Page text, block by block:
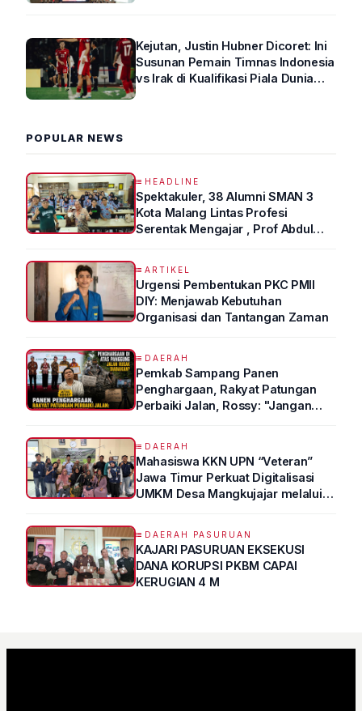
Kejutan, Justin Hubner Dicoret: Ini
Susunan Pemain Timnas Indonesia
vs Irak di Kualifikasi Piala Dunia
POPULAR NEWS
HEADLINE
Spektakuler, 38 Alumni SMAN 3
Kota Malang Lintas Profesi
Serentak Mengajar , Prof Abdul
ARTIKEL
Urgensi Pembentukan PKC PMII
DIY: Menjawab Kebutuhan
Organisasi dan Tantangan Zaman
DAERAH
Pemkab Sampang Panen
Penghargaan, Rakyat Patungan
Perbaiki Jalan, Rossy: "Jangan
DAERAH
Mahasiswa KKN UPN “Veteran”
Jawa Timur Perkuat Digitalisasi
UMKM Desa Mangkujajar melalui
DAERAH PASURUAN
KAJARI PASURUAN EKSEKUSI
DANA KORUPSI PKBM CAPAI
KERUGIAN 4 M